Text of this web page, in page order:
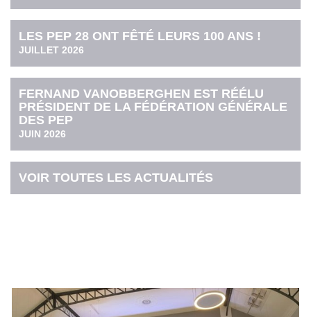
LES PEP 28 ONT FÊTÉ LEURS 100 ANS !
JUILLET 2026
FERNAND VANOBBERGHEN EST RÉÉLU
PRÉSIDENT DE LA FÉDÉRATION GÉNÉRALE
DES PEP
JUIN 2026
VOIR TOUTES LES ACTUALITÉS